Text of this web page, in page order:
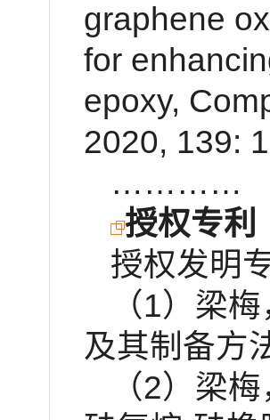
graphene
for
epoxy,
2020, 139:
…………
授权专利
授权发明
（1）梁
及其制备方
（2）梁